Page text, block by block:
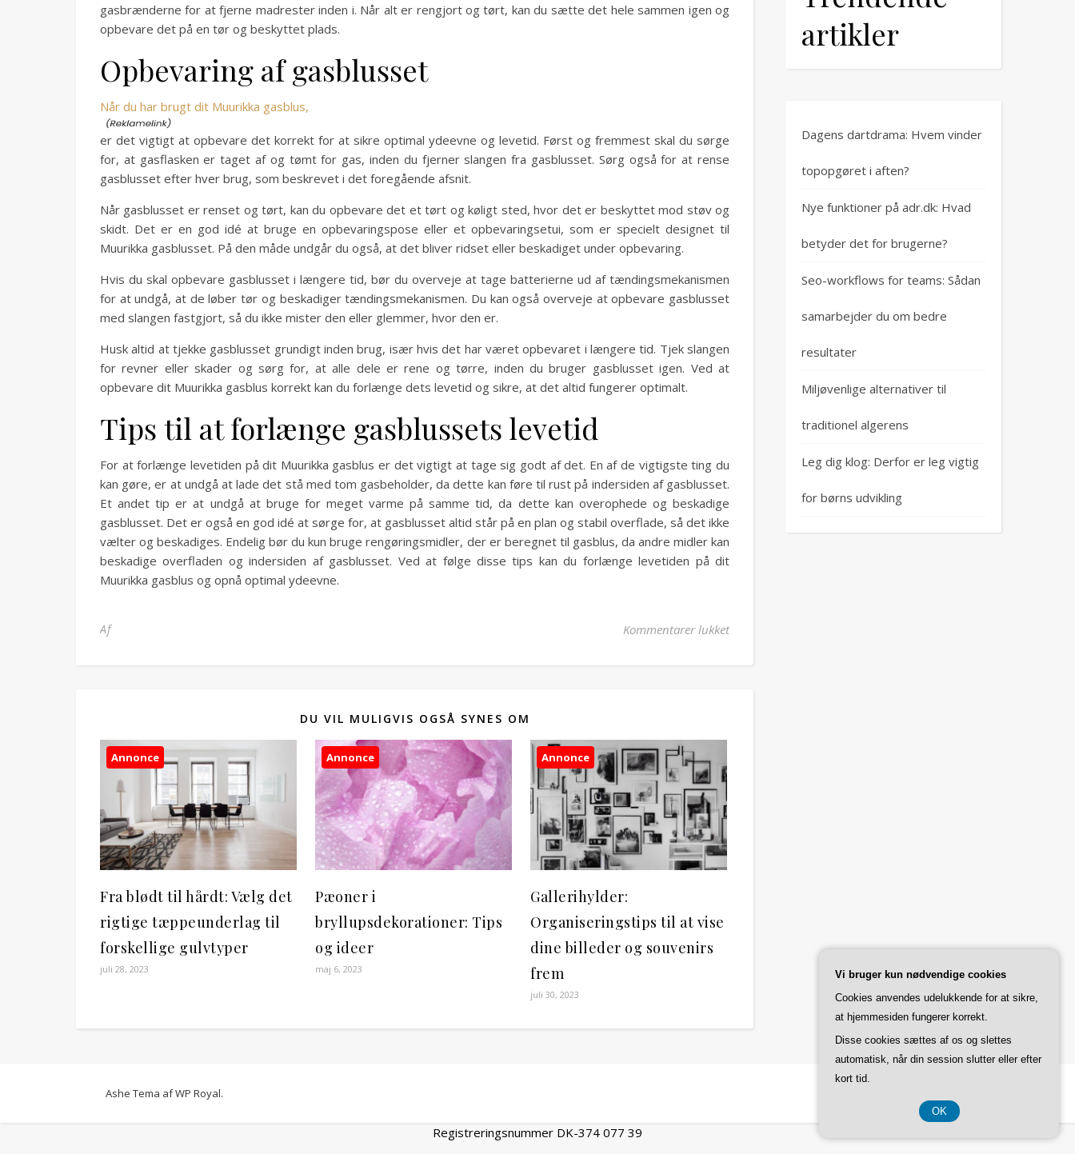
gasbrænderne for at fjerne madrester inden i. Når alt er rengjort og tørt, kan du sætte det hele sammen igen og
opbevare det på en tør og beskyttet plads.
Opbevaring af gasblusset
Når du har brugt dit Muurikka gasblus,
er det vigtigt at opbevare det korrekt for at sikre optimal ydeevne og levetid. Først og fremmest skal du sørge
for, at gasflasken er taget af og tømt for gas, inden du fjerner slangen fra gasblusset. Sørg også for at rense
gasblusset efter hver brug, som beskrevet i det foregående afsnit.
Når gasblusset er renset og tørt, kan du opbevare det et tørt og køligt sted, hvor det er beskyttet mod støv og
skidt. Det er en god idé at bruge en opbevaringspose eller et opbevaringsetui, som er specielt designet til
Muurikka gasblusset. På den måde undgår du også, at det bliver ridset eller beskadiget under opbevaring.
Hvis du skal opbevare gasblusset i længere tid, bør du overveje at tage batterierne ud af tændingsmekanismen
for at undgå, at de løber tør og beskadiger tændingsmekanismen. Du kan også overveje at opbevare gasblusset
med slangen fastgjort, så du ikke mister den eller glemmer, hvor den er.
Husk altid at tjekke gasblusset grundigt inden brug, især hvis det har været opbevaret i længere tid. Tjek slangen
for revner eller skader og sørg for, at alle dele er rene og tørre, inden du bruger gasblusset igen. Ved at
opbevare dit Muurikka gasblus korrekt kan du forlænge dets levetid og sikre, at det altid fungerer optimalt.
Tips til at forlænge gasblussets levetid
For at forlænge levetiden på dit Muurikka gasblus er det vigtigt at tage sig godt af det. En af de vigtigste ting du
kan gøre, er at undgå at lade det stå med tom gasbeholder, da dette kan føre til rust på indersiden af gasblusset.
Et andet tip er at undgå at bruge for meget varme på samme tid, da dette kan overophede og beskadige
gasblusset. Det er også en god idé at sørge for, at gasblusset altid står på en plan og stabil overflade, så det ikke
vælter og beskadiges. Endelig bør du kun bruge rengøringsmidler, der er beregnet til gasblus, da andre midler kan
beskadige overfladen og indersiden af gasblusset. Ved at følge disse tips kan du forlænge levetiden på dit
Muurikka gasblus og opnå optimal ydeevne.
Af Kommentarer lukkettil Sådan vedligeholder du dit Muurikka gasblus for optimal
DU VIL MULIGVIS OGSÅ SYNES OM
Annonce
Fra blødt til hårdt: Vælg det
rigtige tæppeunderlag til
forskellige gulvtyper
juli 28, 2023
Annonce
Pæoner i
bryllupsdekorationer: Tips
og ideer
maj 6, 2023
Annonce
Gallerihylder:
Organiseringstips til at vise
dine billeder og souvenirs
frem
juli 30, 2023
artikler
Dagens dartdrama: Hvem vinder
topopgøret i aften?
Nye funktioner på adr.dk: Hvad
betyder det for brugerne?
Seo-workflows for teams: Sådan
samarbejder du om bedre
resultater
Miljøvenlige alternativer til
traditionel algerens
Leg dig klog: Derfor er leg vigtig
for børns udvikling
Ashe Tema afWP Royal.
Registreringsnummer DK-374 077 39
Vi bruger kun nødvendige cookies
Cookies anvendes udelukkende for at sikre,
at hjemmesiden fungerer korrekt.
Disse cookies sættes af os og slettes
automatisk, når din session slutter eller efter
kort tid.
OK